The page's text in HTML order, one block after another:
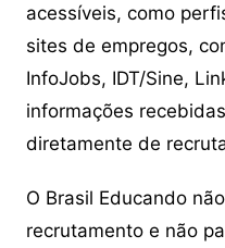
acessíveis, como
sites de empregos,
InfoJobs, IDT/Sine,
informações
diretamente de
O Brasil Educando
recrutamento e não